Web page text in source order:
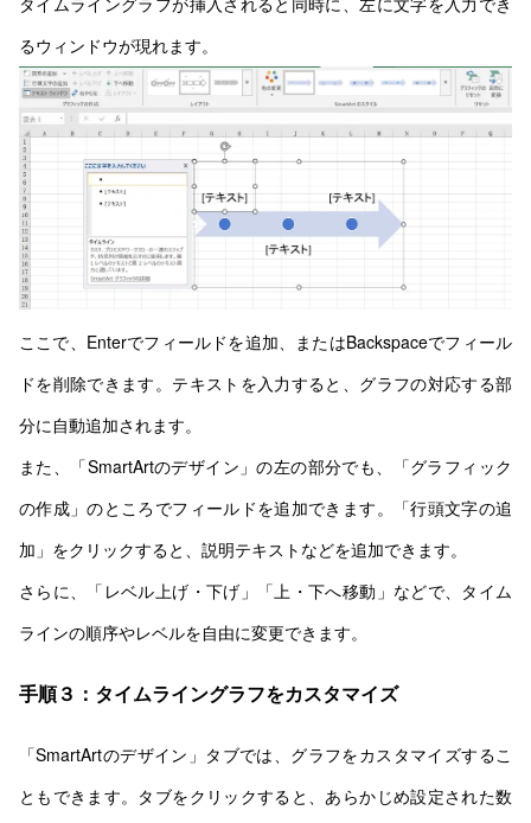
るウィンドウが現れます。
ここで、Enterでフィールドを追加、またはBackspaceでフィール
ドを削除できます。テキストを入力すると、グラフの対応する部
分に自動追加されます。
また、「SmartArtのデザイン」の左の部分でも、「グラフィック
の作成」のところでフィールドを追加できます。「行頭文字の追
加」をクリックすると、説明テキストなどを追加できます。
さらに、「レベル上げ・下げ」「上・下へ移動」などで、タイム
ラインの順序やレベルを自由に変更できます。
手順３：タイムライングラフをカスタマイズ
「SmartArtのデザイン」タブでは、グラフをカスタマイズするこ
ともできます。タブをクリックすると、あらかじめ設定された数